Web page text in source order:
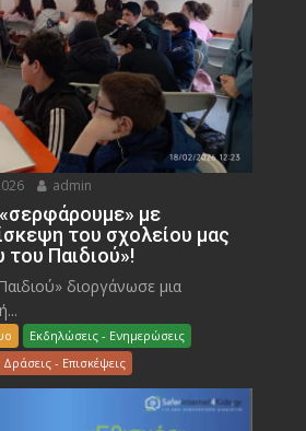
admin
με
του σχολείου μας
Παιδιού»!
διοργάνωσε μια
Εκδηλώσεις - Ενημερώσεις
Δράσεις - Επισκέψεις